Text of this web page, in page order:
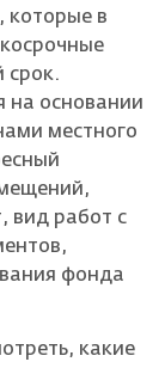
которые в
срок.
на основании
местного
вид работ с
фонда
какие